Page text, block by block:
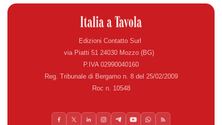
Edizioni Contatto Surl
via Piatti 51 24030 Mozzo (BG)
P.IVA 02990040160
Reg. Tribunale di Bergamo n. 8 del 25/02/2009
Roc n. 10548